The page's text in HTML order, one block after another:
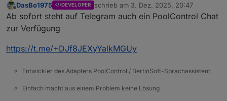
Offline
DasBo1975 DEVELOPER schrieb am 3. Dez. 2025, 20:47
zuletzt editiert von
Ab sofort steht auf Telegram auch ein PoolControl Chat
zur Verfügung
https://t.me/+DJf8JEXyYalkMGUy
Entwickler des Adapters PoolControl / BertinSoft-Sprachassistent
Einfach macht aus einem Problem keine Lösung